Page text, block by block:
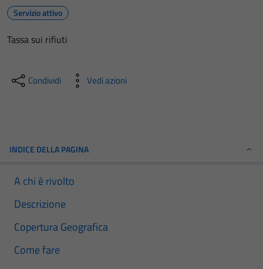
Servizio attivo
Tassa sui rifiuti
Condividi Vedi azioni
INDICE DELLA PAGINA
A chi è rivolto
Descrizione
Copertura Geografica
Come fare